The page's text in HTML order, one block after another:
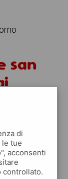
san
q8
di
tue
acconsenti
controllato.